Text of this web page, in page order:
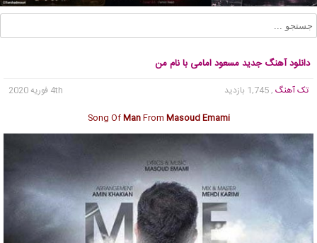
دانلود آهنگ جدید مسعود امامی با نام من
تک آهنگ , 1,745 بازدید
4th فوریه 2020
Song OfManFrom Masoud Emami